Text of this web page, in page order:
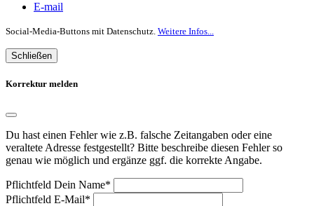
E-mail
Social-Media-Buttons mit Datenschutz. Weitere Infos...
Schließen
Korrektur melden
Du hast einen Fehler wie z.B. falsche Zeitangaben oder eine
veraltete Adresse festgestellt? Bitte beschreibe diesen Fehler so
genau wie möglich und ergänze ggf. die korrekte Angabe.
Pflichtfeld Dein Name*
Pflichtfeld E-Mail*